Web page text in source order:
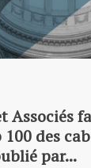
Associés
100 des
par...